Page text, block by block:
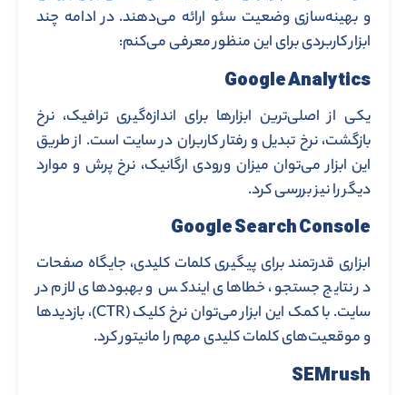
و بهینه‌سازی وضعیت سئو ارائه می‌دهند. در ادامه چند
ابزار کاربردی برای این منظور معرفی می‌کنم:
Google Analytics
یکی از اصلی‌ترین ابزارها برای اندازه‌گیری ترافیک، نرخ
بازگشت، نرخ تبدیل و رفتار کاربران در سایت است. از طریق
این ابزار می‌توان میزان ورودی ارگانیک، نرخ پرش و موارد
دیگر را نیز بررسی کرد.
Google Search Console
ابزاری قدرتمند برای پیگیری کلمات کلیدی، جایگاه صفحات
در نتایج جستجو، خطاهای ایندکس و بهبودهای لازم در
سایت. با کمک این ابزار می‌توان نرخ کلیک (CTR)، بازدیدها
و موقعیت‌های کلمات کلیدی مهم را مانیتور کرد.
SEMrush